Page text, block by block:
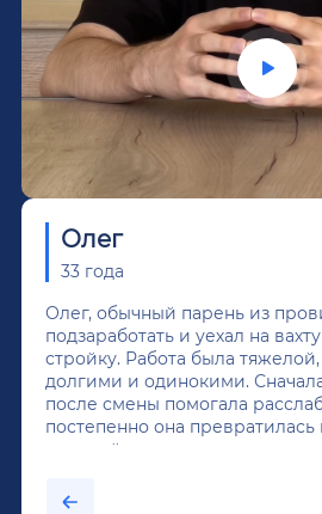
Олег
33 года
Олег, обычный парень из
подзаработать и уехал на
стройку. Работа была
долгими и одинокими.
после смены помогала
постепенно она превратилась
крепкий алкоголь, и вот он
было назначено кодирование